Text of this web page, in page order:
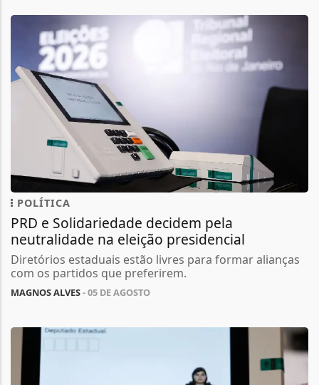
POLÍTICA
PRD e Solidariedade decidem pela
neutralidade na eleição presidencial
Diretórios estaduais estão livres para formar alianças
com os partidos que preferirem.
MAGNOS ALVES- 05 DE AGOSTO